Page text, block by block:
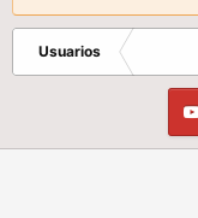
Usuarios